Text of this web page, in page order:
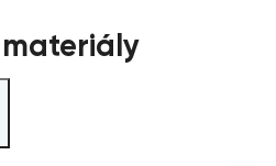
materiály